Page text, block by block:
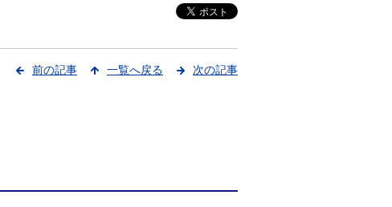
前の記事 一覧へ戻る 次の記事